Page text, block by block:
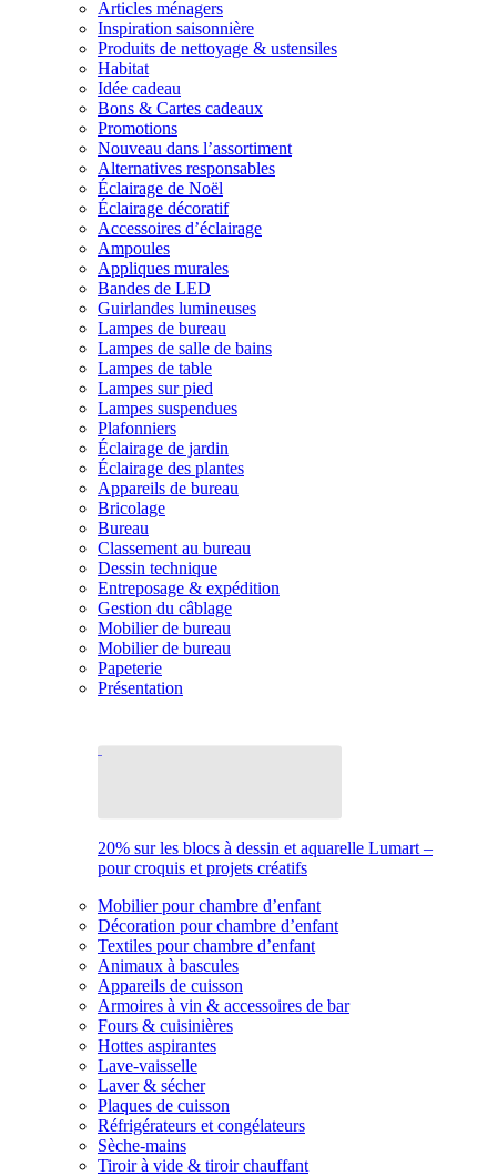
Articles ménagers
Inspiration saisonnière
Produits de nettoyage & ustensiles
Habitat
Idée cadeau
Bons & Cartes cadeaux
Promotions
Nouveau dans l’assortiment
Alternatives responsables
Éclairage de Noël
Éclairage décoratif
Accessoires d’éclairage
Ampoules
Appliques murales
Bandes de LED
Guirlandes lumineuses
Lampes de bureau
Lampes de salle de bains
Lampes de table
Lampes sur pied
Lampes suspendues
Plafonniers
Éclairage de jardin
Éclairage des plantes
Appareils de bureau
Bricolage
Bureau
Classement au bureau
Dessin technique
Entreposage & expédition
Gestion du câblage
Mobilier de bureau
Mobilier de bureau
Papeterie
Présentation
20% sur les blocs à dessin et aquarelle Lumart –
pour croquis et projets créatifs
Mobilier pour chambre d’enfant
Décoration pour chambre d’enfant
Textiles pour chambre d’enfant
Animaux à bascules
Appareils de cuisson
Armoires à vin & accessoires de bar
Fours & cuisinières
Hottes aspirantes
Lave-vaisselle
Laver & sécher
Plaques de cuisson
Réfrigérateurs et congélateurs
Sèche-mains
Tiroir à vide & tiroir chauffant